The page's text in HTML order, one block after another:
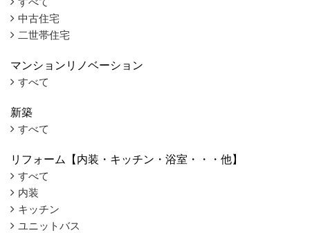
中古住宅
二世帯住宅
マンションリノベーション
すべて
新築
すべて
リフォーム【内装・キッチン・浴室・・・他】
すべて
内装
キッチン
ユニットバス